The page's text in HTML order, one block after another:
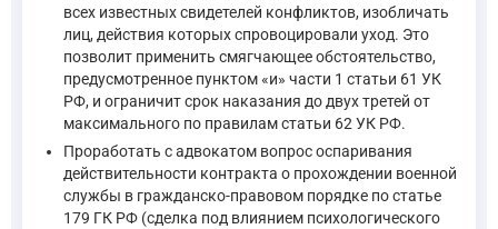
Статья 61. Обстоятельства, смягчающие наказание
Смягчающими обстоятельствами признаются:
д) совершение преступления в силу стечения тяжелых
е) совершение преступления в результате
и) явка с повинной, активное способствование
При назначении наказания могут учитываться в
—Уголовный кодекс Российской Федерации, ст. 61
всех известных свидетелей конфликтов, изобличать
лиц, действия которых спровоцировали уход. Это
позволит применить смягчающее обстоятельство,
предусмотренное пунктом «и» части 1 статьи 61 УК
РФ, и ограничит срок наказания до двух третей от
максимального по правилам статьи 62 УК РФ.
Проработать с адвокатом вопрос оспаривания
действительности контракта о прохождении военной
службы в гражданско-правовом порядке по статье
179 ГК РФ (сделка под влиянием психологического